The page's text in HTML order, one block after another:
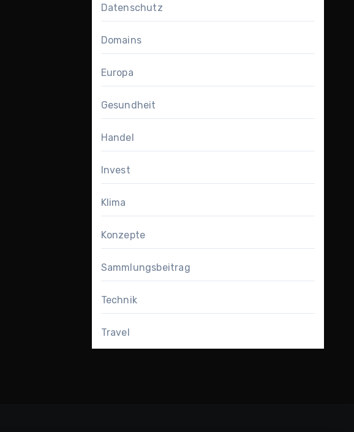
Datenschutz
Domains
Europa
Gesundheit
Handel
Invest
Klima
Konzepte
Sammlungsbeitrag
Technik
Travel